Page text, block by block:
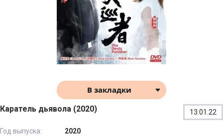
В закладки
Каратель дьявола (2020) 13.01.22
Год выпуска:
2020